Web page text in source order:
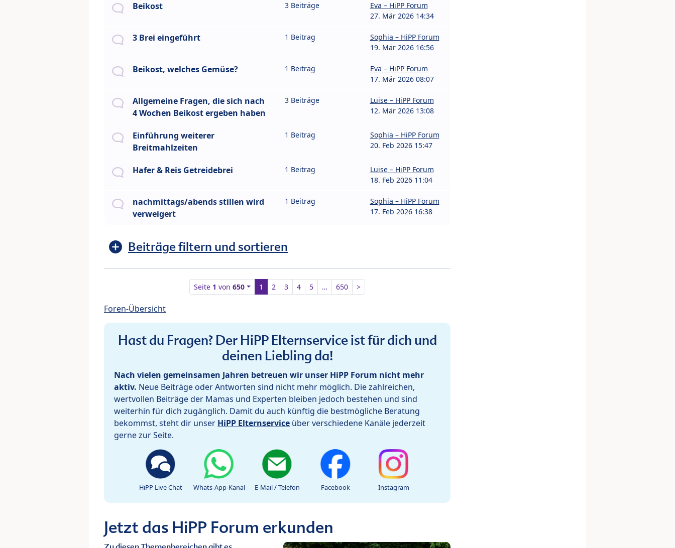
Beikost 3 Beiträge
Eva – HiPP Forum
27. Mär 2026 14:34
3 Brei eingeführt 1 Beitrag
Sophia – HiPP Forum
19. Mär 2026 16:56
Beikost, welches Gemüse? 1 Beitrag
Eva – HiPP Forum
17. Mär 2026 08:07
Allgemeine Fragen, die sich nach
4 Wochen Beikost ergeben haben
3 Beiträge
Luise – HiPP Forum
12. Mär 2026 13:08
Einführung weiterer
Breitmahlzeiten
1 Beitrag
Sophia – HiPP Forum
20. Feb 2026 15:47
Hafer & Reis Getreidebrei 1 Beitrag
Luise – HiPP Forum
18. Feb 2026 11:04
nachmittags/abends stillen wird
verweigert
1 Beitrag
Sophia – HiPP Forum
17. Feb 2026 16:38
Beiträge filtern und sortieren
Seite 1 von650 1 2 3 4 5 … 650 >
Foren-Übersicht
Hast du Fragen? Der HiPP Elternservice ist für dich und
deinen Liebling da!
Nach vielen gemeinsamen Jahren betreuen wir unser HiPP Forum nicht mehr
aktiv. Neue Beiträge oder Antworten sind nicht mehr möglich. Die zahlreichen,
wertvollen Beiträge der Mamas und Experten bleiben jedoch bestehen und sind
weiterhin für dich zugänglich. Damit du auch künftig die bestmögliche Beratung
bekommst, steht dir unser HiPP Elternservice über verschiedene Kanäle jederzeit
gerne zur Seite.
HiPP Live Chat Whats-App-Kanal E-Mail / Telefon Facebook Instagram
Jetzt das HiPP Forum erkunden